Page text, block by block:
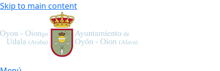
Skip to main content